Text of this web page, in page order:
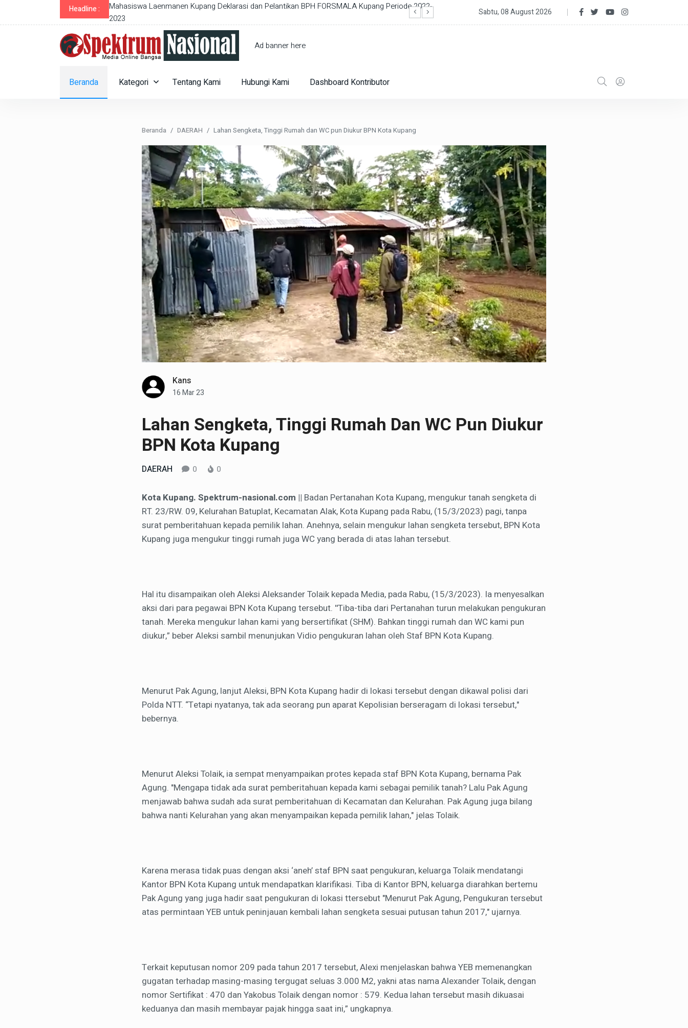
Headline :
Mahasiswa Laenmanen Kupang Deklarasi dan Pelantikan BPH FORSMALA Kupang Periode 2022-
2023
Dinas Perikanan Kabupaten Sukabumi Gelar Rapat Pencanangan
Sabtu, 08 August 2026
Ad banner here
Beranda Kategori Tentang Kami Hubungi Kami Dashboard Kontributor
Beranda DAERAH Lahan Sengketa, Tinggi Rumah dan WC pun Diukur BPN Kota Kupang
Kans
16 Mar 23
Lahan Sengketa, Tinggi Rumah Dan WC Pun Diukur
BPN Kota Kupang
DAERAH 0 0
Kota Kupang. Spektrum-nasional.com || Badan Pertanahan Kota Kupang, mengukur tanah sengketa di
RT. 23/RW. 09, Kelurahan Batuplat, Kecamatan Alak, Kota Kupang pada Rabu, (15/3/2023) pagi, tanpa
surat pemberitahuan kepada pemilik lahan. Anehnya, selain mengukur lahan sengketa tersebut, BPN Kota
Kupang juga mengukur tinggi rumah juga WC yang berada di atas lahan tersebut.
Hal itu disampaikan oleh Aleksi Aleksander Tolaik kepada Media, pada Rabu, (15/3/2023). Ia menyesalkan
aksi dari para pegawai BPN Kota Kupang tersebut. ''Tiba-tiba dari Pertanahan turun melakukan pengukuran
tanah. Mereka mengukur lahan kami yang bersertifikat (SHM). Bahkan tinggi rumah dan WC kami pun
diukur,” beber Aleksi sambil menunjukan Vidio pengukuran lahan oleh Staf BPN Kota Kupang.
Menurut Pak Agung, lanjut Aleksi, BPN Kota Kupang hadir di lokasi tersebut dengan dikawal polisi dari
Polda NTT. “Tetapi nyatanya, tak ada seorang pun aparat Kepolisian berseragam di lokasi tersebut,"
bebernya.
Menurut Aleksi Tolaik, ia sempat menyampaikan protes kepada staf BPN Kota Kupang, bernama Pak
Agung. "Mengapa tidak ada surat pemberitahuan kepada kami sebagai pemilik tanah? Lalu Pak Agung
menjawab bahwa sudah ada surat pemberitahuan di Kecamatan dan Kelurahan. Pak Agung juga bilang
bahwa nanti Kelurahan yang akan menyampaikan kepada pemilik lahan," jelas Tolaik.
Karena merasa tidak puas dengan aksi ‘aneh’ staf BPN saat pengukuran, keluarga Tolaik mendatangi
Kantor BPN Kota Kupang untuk mendapatkan klarifikasi. Tiba di Kantor BPN, keluarga diarahkan bertemu
Pak Agung yang juga hadir saat pengukuran di lokasi ttersebut "Menurut Pak Agung, Pengukuran tersebut
atas permintaan YEB untuk peninjauan kembali lahan sengketa sesuai putusan tahun 2017," ujarnya.
Terkait keputusan nomor 209 pada tahun 2017 tersebut, Alexi menjelaskan bahwa YEB memenangkan
gugatan terhadap masing-masing tergugat seluas 3.000 M2, yakni atas nama Alexander Tolaik, dengan
nomor Sertifikat : 470 dan Yakobus Tolaik dengan nomor : 579. Kedua lahan tersebut masih dikuasai
keduanya dan masih membayar pajak hingga saat ini,” ungkapnya.